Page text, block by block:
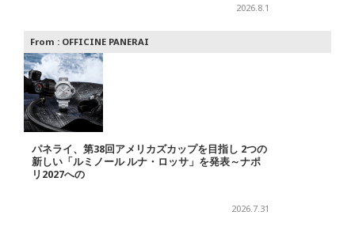
2026.8.1
From : OFFICINE PANERAI
パネライ、第38回アメリカズカップを目指し 2つの
新しい「ルミノール ルナ・ロッサ」を発表～ナポ
リ2027への
2026.7.31